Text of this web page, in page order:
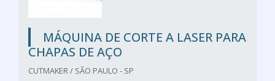
MÁQUINA DE CORTE A LASER PARA
CHAPAS DE AÇO
CUTMAKER / SÃO PAULO - SP